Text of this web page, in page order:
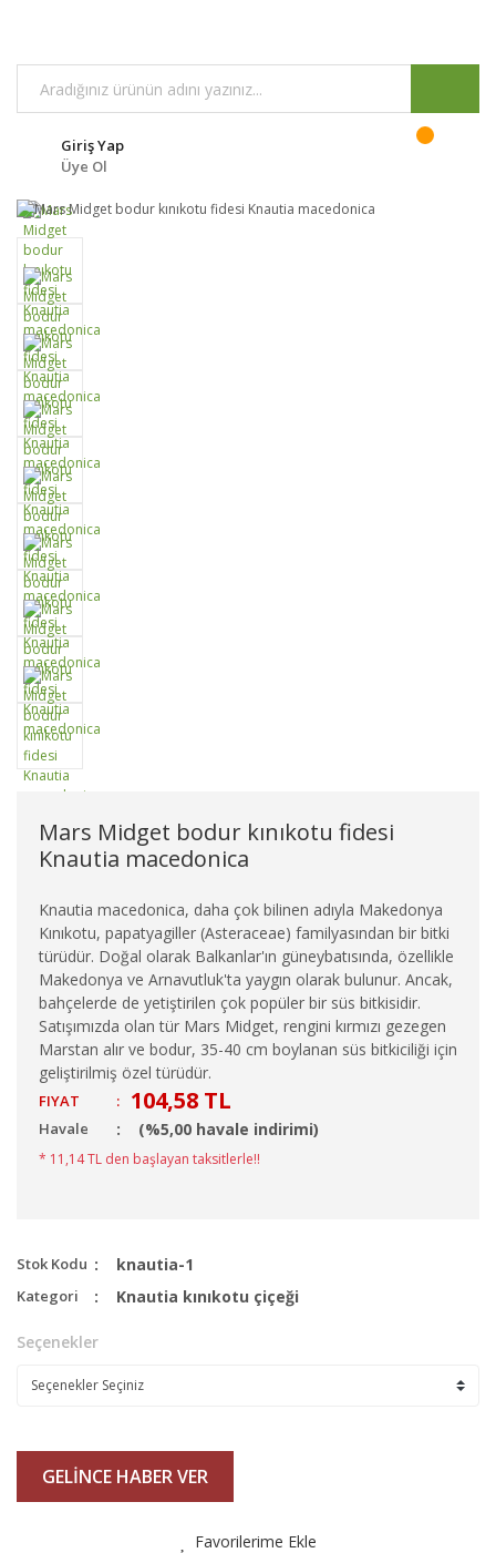
Giriş Yap
Üye Ol
Mars Midget bodur kınıkotu fidesi
Knautia macedonica
Knautia macedonica, daha çok bilinen adıyla Makedonya
Kınıkotu, papatyagiller (Asteraceae) familyasından bir bitki
türüdür. Doğal olarak Balkanlar'ın güneybatısında, özellikle
Makedonya ve Arnavutluk'ta yaygın olarak bulunur. Ancak,
bahçelerde de yetiştirilen çok popüler bir süs bitkisidir.
Satışımızda olan tür Mars Midget, rengini kırmızı gezegen
Marstan alır ve bodur, 35-40 cm boylanan süs bitkiciliği için
geliştirilmiş özel türüdür.
FIYAT : 104,58 TL
Havale (%5,00 havale indirimi)
* 11,14 TL den başlayan taksitlerle!!
Stok Kodu knautia-1
Kategori Knautia kınıkotu çiçeği
Seçenekler
GELİNCE HABER VER
Favorilerime Ekle